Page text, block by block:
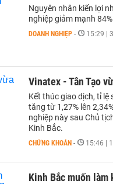
Nguyên nhân kiến lợi
nghiệp giảm mạnh
DOANH NGHIỆP - 15:29 |
Vinatex - Tân Tạo
Kết thúc giao dịch, tỉ lệ
tăng từ 1,27% lên
nghiệp này sau Chủ
Kinh Bắc.
CHỨNG KHOÁN - 15:46 |
Kinh Bắc muốn